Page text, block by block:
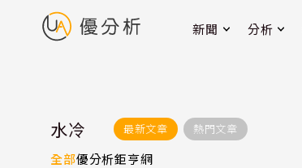
新聞 分析
水冷 最新文章 熱門文章
全部優分析鉅亨網